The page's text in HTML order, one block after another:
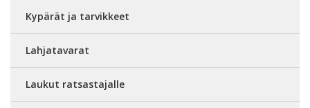
Kypärät ja tarvikkeet
Lahjatavarat
Laukut ratsastajalle